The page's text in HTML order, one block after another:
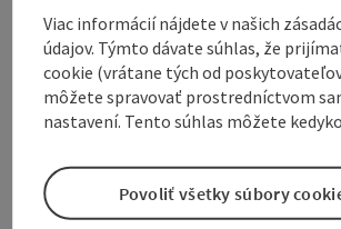
Suitability
Accessibility
Viac informácií nájdete v našich
údajov. Týmto dávate súhlas, že
cookie (vrátane tých od
môžete spravovať prostredníctvom
nastavení. Tento súhlas môžete
Povoliť všetky súbory